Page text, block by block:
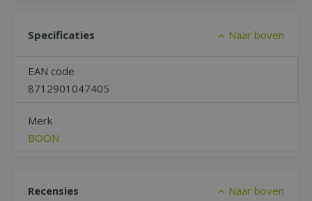
Specificaties Naar boven
EAN code
8712901047405
Merk
BOON
Recensies Naar boven